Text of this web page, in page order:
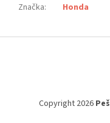
Značka: Honda
Copyright 2026